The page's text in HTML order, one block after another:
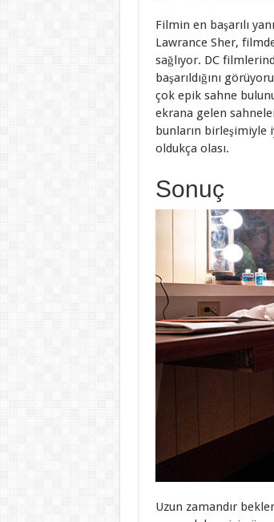
Filmin en başarılı
Lawrance Sher,
sağlıyor. DC
başarıldığını
çok epik sahne
ekrana gelen
bunların birleşimiyle
oldukça olası.
Sonuç
Uzun zamandır